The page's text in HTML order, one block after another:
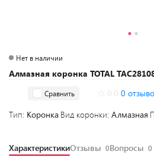
Алмазная коронка TOTAL
Нет в наличии
Сравнить 0
Тип: Коронка Вид коронки: Алмазная
ХарактеристикиОтзывы 0Вопросы 0